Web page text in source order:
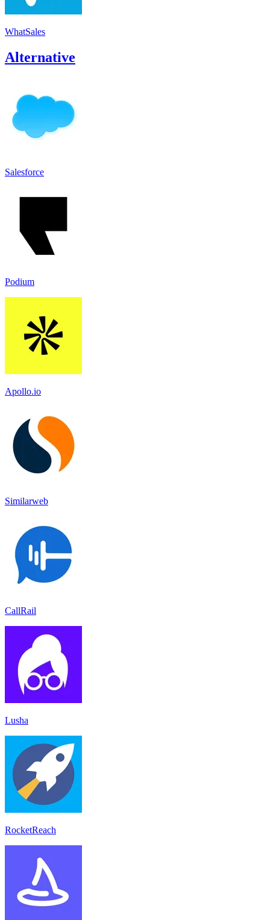
WhatSales
Alternative
Salesforce
Podium
Apollo.io
Similarweb
CallRail
Lusha
RocketReach